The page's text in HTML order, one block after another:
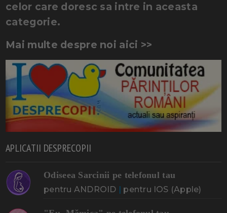
celor care doresc sa intre in aceasta
categorie.
Mai multe despre noi aici >>
APLICATII DESPRECOPII
Odiseea Sarcinii pe telefonul tau
pentru ANDROID | pentru IOS (Apple)